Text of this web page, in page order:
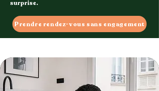
surprise.
Prendre rendez-vous sans engagement